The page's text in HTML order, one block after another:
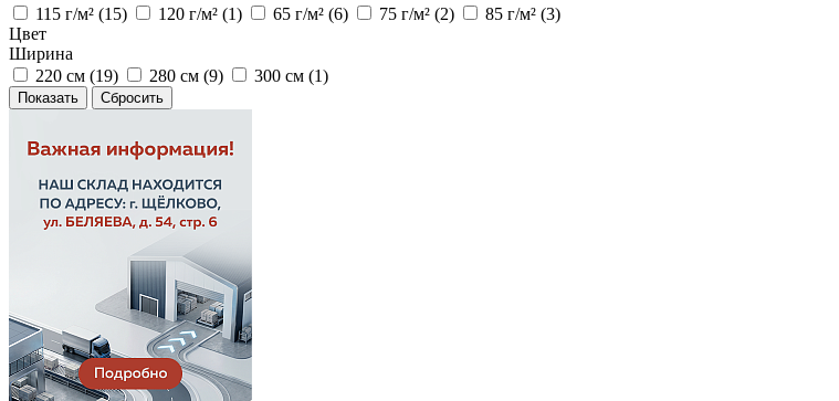
115 г/м² (15) 120 г/м² (1) 65 г/м² (6) 75 г/м² (2) 85 г/м² (3)
Цвет
Ширина
220 см (19) 280 см (9) 300 см (1)
Сбросить